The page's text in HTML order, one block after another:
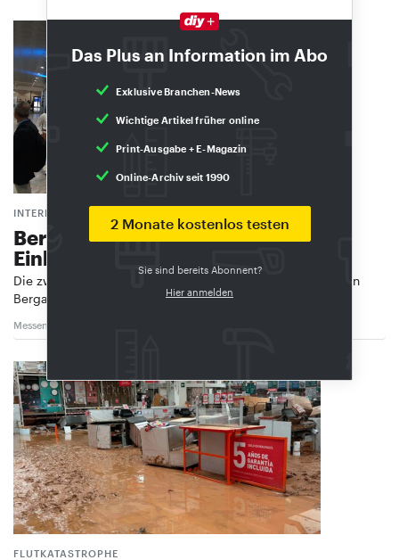
Das Plus an Information im Abo
Exklusive Branchen-News
Wichtige Artikel früher online
Print-Ausgabe + E-Magazin
Online-Archiv seit 1990
2 Monate kostenlos testen
Sie sind bereits Abonnent?
Hier anmelden
INTERNATIONAL HARDWARE FAIR ITALY
Bergamo zieht mehr Besucher und
Einkäufer an
Die zweite Ausgabe der International Hardware Fair Italy in
Bergamo hat rund 5.600 Besucherinnen …
Messen
FLUTKATASTROPHE